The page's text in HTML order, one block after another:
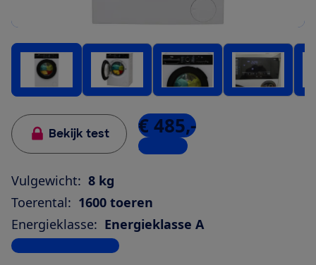
Bekijk test € 485,-
2 winkels
Vulgewicht: 8 kg
Toerental: 1600 toeren
Energieklasse: Energieklasse A
Bekijk alle specificaties